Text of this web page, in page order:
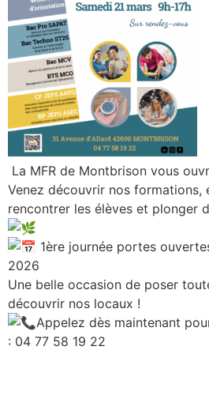
La MFR de Montbrison vous
Venez découvrir nos formations,
rencontrer les élèves et plonger
1ère journée portes
2026
Une belle occasion de poser
découvrir nos locaux !
Appelez dès maintenant
: 04 77 58 19 22